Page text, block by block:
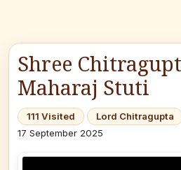
Shree
Maharaj Stuti
111 Visited Lord Chitragupta
17 September 2025